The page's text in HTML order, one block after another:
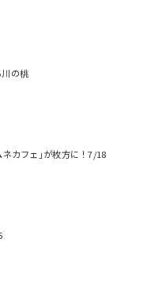
の桃
カフェ｣が枚方に！7/18